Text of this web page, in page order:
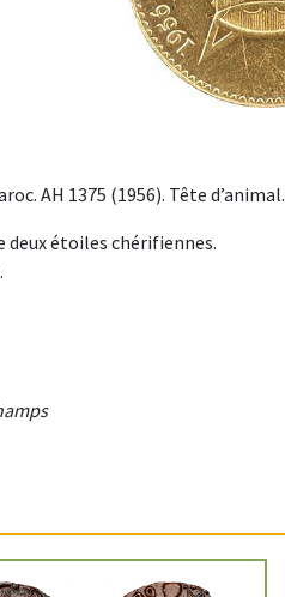
AH 1375 (1956). Tête d’animal.
deux étoiles chérifiennes.